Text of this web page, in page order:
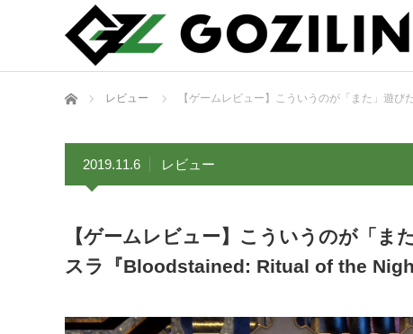
ホーム レビュー 【ゲームレビュー】こういうのが「また」遊
2019.11.6 レビュー
【ゲームレビュー】こういうのが「
スラ『Bloodstained: Ritual of the